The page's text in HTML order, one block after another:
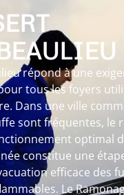
répond à une
tous les foyers
Dans une ville
sont fréquentes, le
optimal
constitue une
efficace des
Le